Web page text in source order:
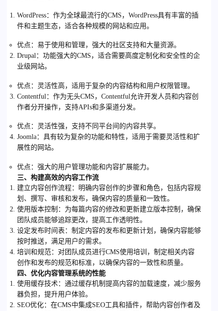
WordPress：作为全球最流行的CMS，WordPress具有丰富的插
件和主题生态，适合各种规模的网站和应用。
优点 ：易于使用和管理，强大的社区支持和大量资源。
Drupal：功能强大的CMS，适合需要高度定制化和安全性的企
业级网站。
优点 ：灵活性高，适用于复杂的内容结构和用户权限管理。
Contentful ：作为无头CMS，Contentful允许开发人员和内容创
作者分开操作，支持APIs和多渠道分发。
优点 ：灵活性强，支持不同平台间的内容共享。
Joomla：具有较为复杂的功能和特性，适用于需要灵活性和扩
展性的网站。
优点 ：强大的用户管理功能和内容扩展能力。
三、构建高效的内容工作流
建立内容创作流程：明确内容创作的步骤和角色，包括内容规
划、撰写、审核和发布，确保内容的质量和一致性。
使用版本控制 ：为每篇内容的修改和更新建立版本控制，确保
团队成员能够追踪更改，提高工作透明性。
设定发布时间表 ：制定内容的发布和更新计划，确保内容能够
按时推送，满足用户的需求。
培训和规范：对团队成员进行CMS使用培训，制定相关内容
创作和发布的规范和标准，以确保内容的一致性和质量。
四、优化内容管理系统的性能
使用缓存技术 ：通过缓存机制提高内容的加载速度，减少服务
器负担，提升用户体验。
SEO优化：在CMS中集成SEO工具和插件，帮助内容创作者及